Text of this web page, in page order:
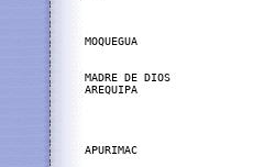
MOQUEGUA
MADRE DE DIOS
AREQUIPA
APURIMAC